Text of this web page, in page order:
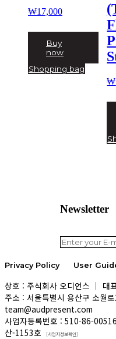
₩17,000
Buy
now
Shopping bag
₩
Newsletter
Privacy Policy
User
상호 : 주식회사 오디언스 │ 대
주소 : 서울특별시 용산구 소월
team@audpresent.com
사업자등록번호 : 510-86-
산-1153호
[사업자정보확인]